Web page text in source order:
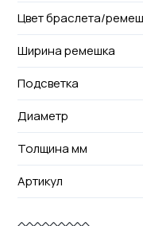
Цвет браслета/
Ширина ремешка
Подсветка
Диаметр
Толщина мм
Артикул